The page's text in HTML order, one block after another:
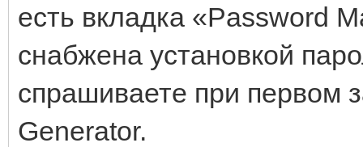
есть вкладка «Password
снабжена установкой
спрашиваете при первом
Generator.